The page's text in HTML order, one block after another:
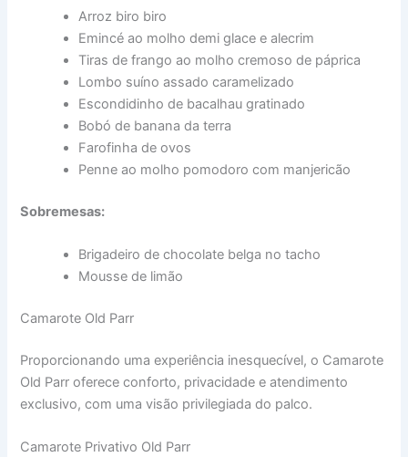
Arroz biro biro
Emincé ao molho demi glace e alecrim
Tiras de frango ao molho cremoso de páprica
Lombo suíno assado caramelizado
Escondidinho de bacalhau gratinado
Bobó de banana da terra
Farofinha de ovos
Penne ao molho pomodoro com manjericão
Sobremesas:
Brigadeiro de chocolate belga no tacho
Mousse de limão
Camarote Old Parr
Proporcionando uma experiência inesquecível, o Camarote
Old Parr oferece conforto, privacidade e atendimento
exclusivo, com uma visão privilegiada do palco.
Camarote Privativo Old Parr